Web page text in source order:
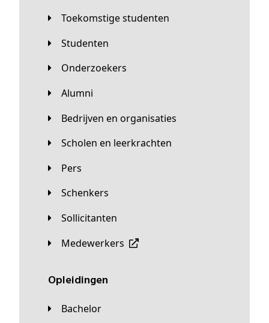
Toekomstige studenten
Studenten
Onderzoekers
Alumni
Bedrijven en organisaties
Scholen en leerkrachten
Pers
Schenkers
Sollicitanten
Medewerkers
Opleidingen
Bachelor